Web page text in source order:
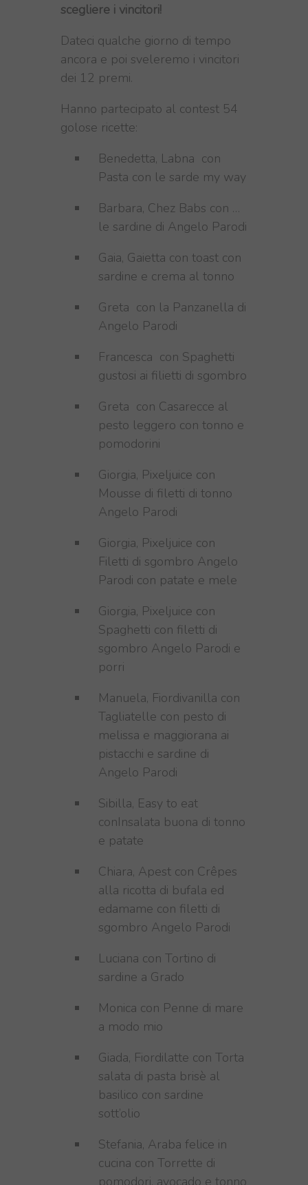
scegliere i vincitori!
Dateci qualche giorno di tempo
ancora e poi sveleremo i vincitori
dei 12 premi.
Hanno partecipato al contest 54
golose ricette:
Benedetta, Labna con
Pasta con le sarde my way
Barbara, Chez Babs con …
le sardine di Angelo Parodi
Gaia, Gaietta con toast con
sardine e crema al tonno
Greta con la Panzanella di
Angelo Parodi
Francesca con Spaghetti
gustosi ai filietti di sgombro
Greta con Casarecce al
pesto leggero con tonno e
pomodorini
Giorgia, Pixeljuice con
Mousse di filetti di tonno
Angelo Parodi
Giorgia, Pixeljuice con
Filetti di sgombro Angelo
Parodi con patate e mele
Giorgia, Pixeljuice con
Spaghetti con filetti di
sgombro Angelo Parodi e
porri
Manuela, Fiordivanilla con
Tagliatelle con pesto di
melissa e maggiorana ai
pistacchi e sardine di
Angelo Parodi
Sibilla, Easy to eat
conInsalata buona di tonno
e patate
Chiara, Apest con Crêpes
alla ricotta di bufala ed
edamame con filetti di
sgombro Angelo Parodi
Luciana con Tortino di
sardine a Grado
Monica con Penne di mare
a modo mio
Giada, Fiordilatte con Torta
salata di pasta brisè al
basilico con sardine
sott’olio
Stefania, Araba felice in
cucina con Torrette di
pomodori, avocado e tonno